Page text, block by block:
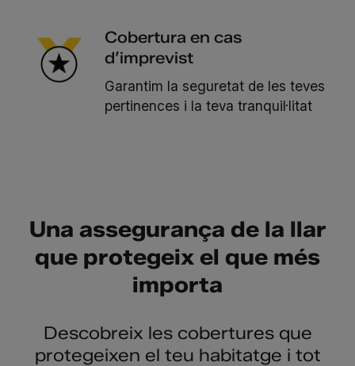
Cobertura en cas
d’imprevist
Garantim la seguretat de les teves
pertinences i la teva tranquil·litat
Una assegurança de la llar
que protegeix el que més
importa
Descobreix les cobertures que
protegeixen el teu habitatge i tot